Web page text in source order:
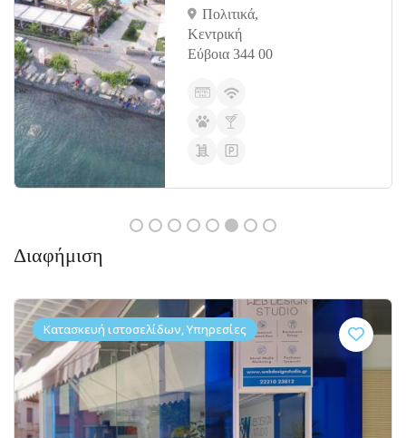
Πολιτικά,
Κεντρική
Εύβοια 344 00
Διαφήμιση
Κατασκευή ιστοσελίδων, Υπηρεσίες